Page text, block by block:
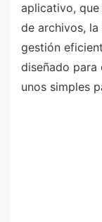
aplicativo,
de archivos,
gestión
diseñado
unos simples